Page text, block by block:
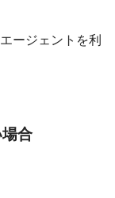
ージェントを利
合